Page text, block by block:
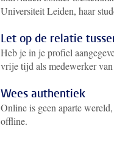
Universiteit Leiden, haar
Let op de relatie
Heb je in je profiel
vrije tijd als medewerker
Wees authentiek
Online is geen aparte
offline.